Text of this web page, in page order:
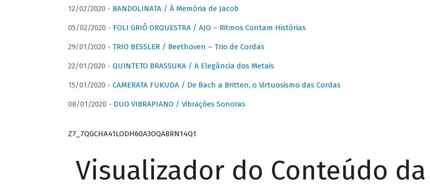
12/02/2020 - BANDOLINATA / À Memória de Jacob
05/02/2020 - FOLI GRIÔ ORQUESTRA / AJO – Ritmos Contam Histórias
29/01/2020 - TRIO BESSLER / Beethoven – Trio de Cordas
22/01/2020 - QUINTETO BRASSUKA / A Elegância dos Metais
15/01/2020 - CAMERATA FUKUDA / De Bach a Britten, o Virtuosismo das Cordas
08/01/2020 - DUO VIBRAPIANO / Vibrações Sonoras
Z7_7QGCHA41LODH60A3OQA8RN14Q1
Visualizador do Conteúdo da